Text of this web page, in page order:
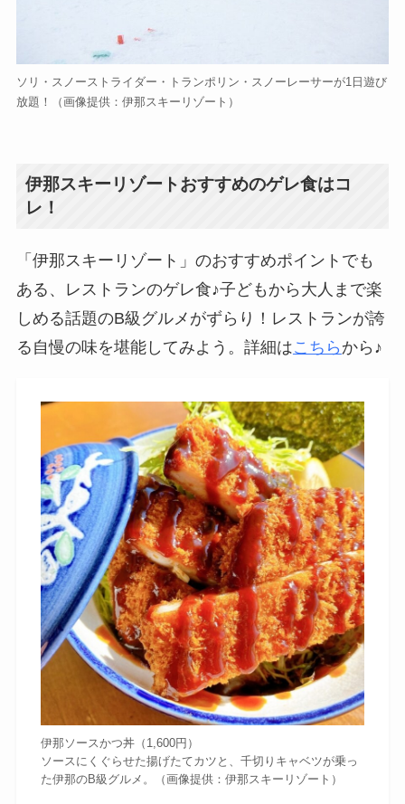
ソリ・スノーストライダー・トランポリン・スノーレーサーが1日遊び
放題！（画像提供：伊那スキーリゾート）
伊那スキーリゾートおすすめのゲレ食はコ
レ！
「伊那スキーリゾート」のおすすめポイントでも
ある、レストランのゲレ食♪子どもから大人まで楽
しめる話題のB級グルメがずらり！レストランが誇
る自慢の味を堪能してみよう。詳細はこちら から♪
伊那ソースかつ丼（1,600円）
ソースにくぐらせた揚げたてカツと、千切りキャベツが乗っ
た伊那のB級グルメ。（画像提供：伊那スキーリゾート）